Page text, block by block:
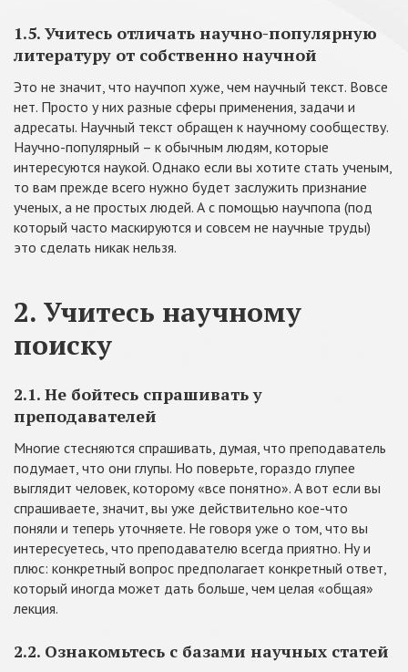
1.5. Учитесь отличать научно-популярную
литературу от собственно научной
Это не значит, что научпоп хуже, чем научный текст. Вовсе
нет. Просто у них разные сферы применения, задачи и
адресаты. Научный текст обращен к научному сообществу.
Научно-популярный – к обычным людям, которые
интересуются наукой. Однако если вы хотите стать ученым,
то вам прежде всего нужно будет заслужить признание
ученых, а не простых людей. А с помощью научпопа (под
который часто маскируются и совсем не научные труды)
это сделать никак нельзя.
2. Учитесь научному
поиску
2.1. Не бойтесь спрашивать у
преподавателей
Многие стесняются спрашивать, думая, что преподаватель
подумает, что они глупы. Но поверьте, гораздо глупее
выглядит человек, которому «все понятно». А вот если вы
спрашиваете, значит, вы уже действительно кое-что
поняли и теперь уточняете. Не говоря уже о том, что вы
интересуетесь, что преподавателю всегда приятно. Ну и
плюс: конкретный вопрос предполагает конкретный ответ,
который иногда может дать больше, чем целая «общая»
лекция.
2.2. Ознакомьтесь с базами научных статей